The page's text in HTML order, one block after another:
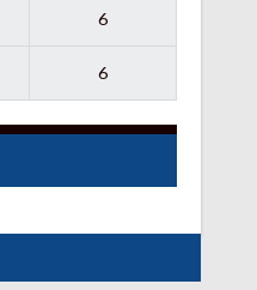
6
6